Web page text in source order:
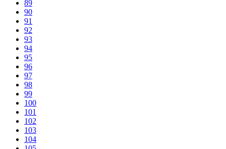
89
90
91
92
93
94
95
96
97
98
99
100
101
102
103
104